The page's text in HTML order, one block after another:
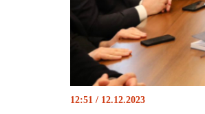
12:51 / 12.12.2023